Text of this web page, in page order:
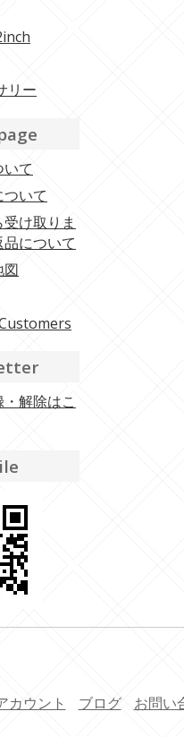
リー
て
いて
け取りま
について
図
解除はこ
カウント ブログ お問い